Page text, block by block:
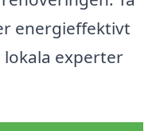
energieffektivt
experter